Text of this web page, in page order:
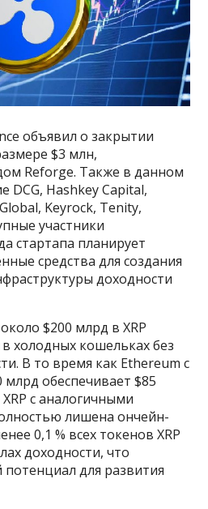
объявил о закрытии
$3 млн,
Reforge. Также в данном
DCG, Hashkey Capital,
Keyrock, Tenity,
участники
стартапа планирует
средства для создания
доходности
$200 млрд в XRP
холодных кошельках без
В то время как Ethereum с
обеспечивает $85
с аналогичными
лишена ончейн-
0,1 % всех токенов XRP
доходности, что
для развития